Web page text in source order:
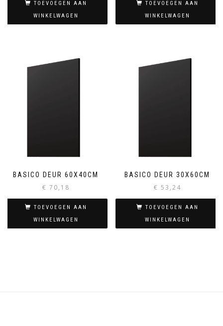
TOEVOEGEN AAN
WINKELWAGEN
TOEVOEGEN AAN
WINKELWAGEN
BASICO DEUR 60X40CM
€ 70,18
TOEVOEGEN AAN
WINKELWAGEN
BASICO DEUR 30X60CM
€ 53,24
TOEVOEGEN AAN
WINKELWAGEN